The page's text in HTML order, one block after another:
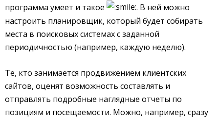
программа умеет и такое
. В ней можно
настроить планировщик, который будет собирать
места в поисковых системах с заданной
периодичностью (например, каждую неделю).
Те, кто занимается продвижением клиентских
сайтов, оценят возможность составлять и
отправлять подробные наглядные отчеты по
позициям и посещаемости. Можно, например, сразу